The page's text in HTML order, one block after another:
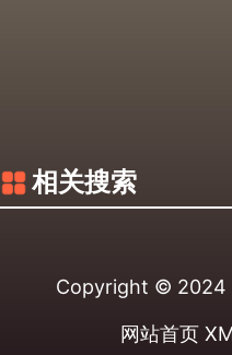
相关搜索
Copyright © 2024
网站首页